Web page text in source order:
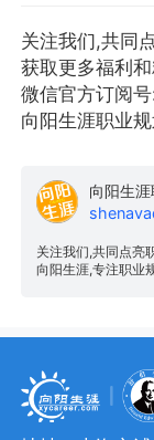
关注我们,共同
获取更多福利
微信官方订阅
向阳生涯职业
向阳生
关注我们,共同点亮
向阳生涯,专注职业